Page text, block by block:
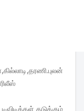
தடுக்கும்